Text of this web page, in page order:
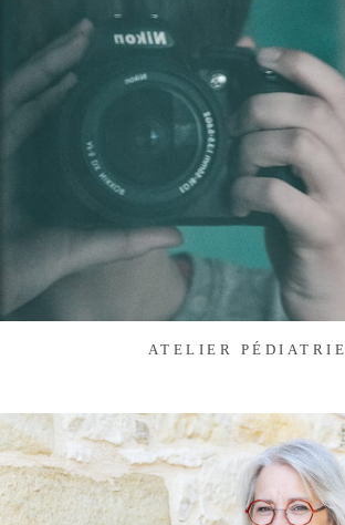
ATELIER PÉDIATRIE